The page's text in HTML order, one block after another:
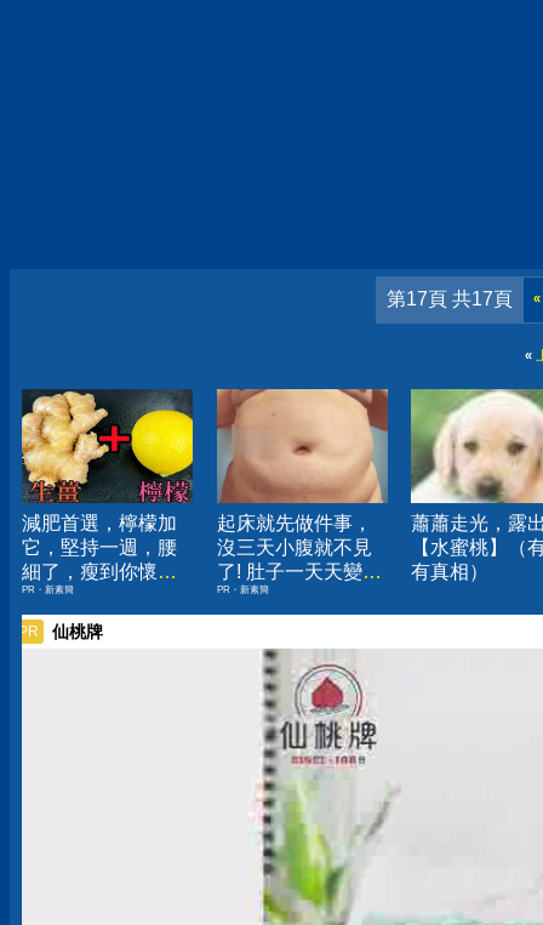
第17頁 共17頁 «
«
減肥首選，檸檬加
它，堅持一週，腰
細了，瘦到你懷疑
人生
PR・新素簡
起床就先做件事，
沒三天小腹就不見
了! 肚子一天天變
小！
PR・新素簡
蕭蕭走光，露
【水蜜桃】（
有真相）
PR 仙桃牌